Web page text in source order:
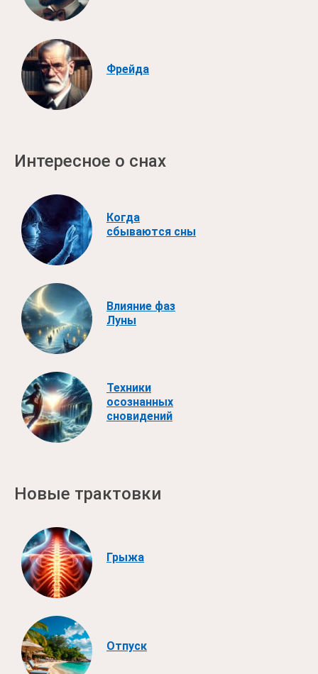
Фрейда
Интересное о снах
Когда
сбываются сны
Влияние фаз
Луны
Техники
осознанных
сновидений
Новые трактовки
Грыжа
Отпуск